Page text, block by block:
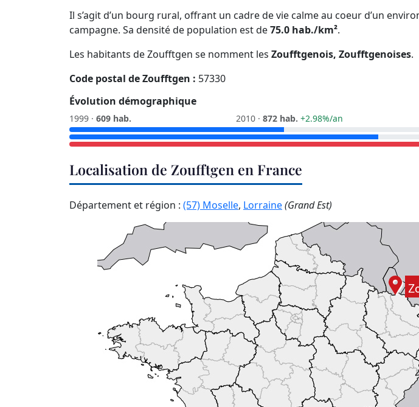
Il s’agit d’un bourg rural, offrant un cadre de vie calme au coeur d’un
campagne. Sa densité de population est de75.0 hab./km².
Les habitants de Zoufftgen se nomment les Zoufftgenois, Zoufftgenoises.
Code postal de Zoufftgen : 57330
Évolution démographique
1999 · 609 hab. 2010 · 872 hab. +2.98%/an
Localisation de Zoufftgen en France
Département et région : (57) Moselle, Lorraine(Grand Est)